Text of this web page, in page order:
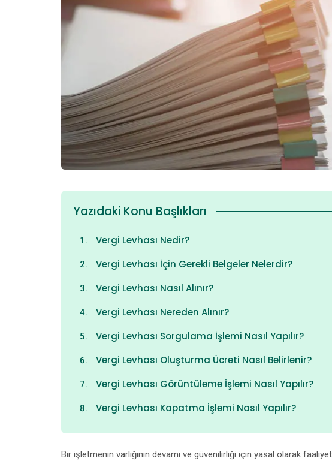
Yazıdaki Konu Başlıkları
Vergi Levhası Nedir?
Vergi Levhası İçin Gerekli Belgeler Nelerdir?
Vergi Levhası Nasıl Alınır?
Vergi Levhası Nereden Alınır?
Vergi Levhası Sorgulama İşlemi Nasıl Yapılır?
Vergi Levhası Oluşturma Ücreti Nasıl Belirlenir?
Vergi Levhası Görüntüleme İşlemi Nasıl Yapılır?
Vergi Levhası Kapatma İşlemi Nasıl Yapılır?
Bir işletmenin varlığının devamı ve güvenilirliği için yasal olarak